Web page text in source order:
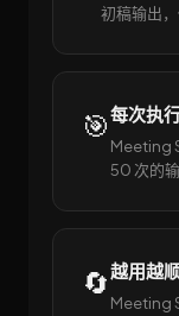
初稿输出
🎯每次执
Meeting
50 次的输
🔄越用越
Meeting